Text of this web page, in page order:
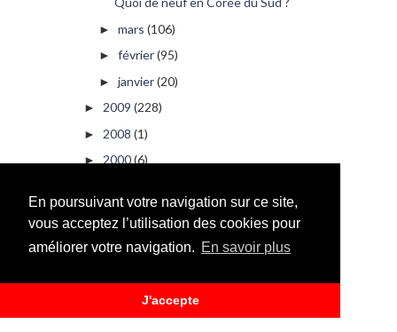
En poursuivant votre navigation sur ce site,
vous acceptez l’utilisation des cookies pour
améliorer votre navigation. En savoir plus
J'accepte
► mars (106)
► février(95)
► janvier(20)
► 2009 (228)
► 2008 (1)
► 2000(6)
PUBLICITÉ